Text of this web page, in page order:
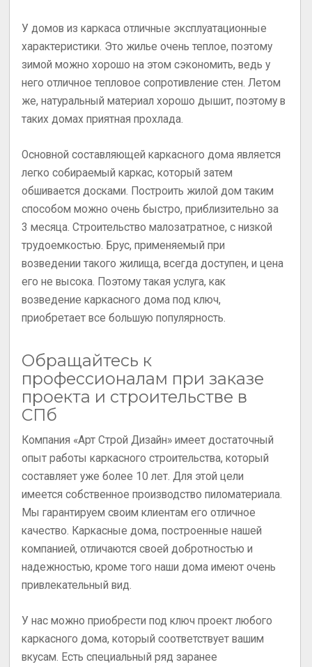
У домов из каркаса отличные эксплуатационные
характеристики. Это жилье очень теплое, поэтому
зимой можно хорошо на этом сэкономить, ведь у
него отличное тепловое сопротивление стен. Летом
же, натуральный материал хорошо дышит, поэтому в
таких домах приятная прохлада.
Основной составляющей каркасного дома является
легко собираемый каркас, который затем
обшивается досками. Построить жилой дом таким
способом можно очень быстро, приблизительно за
3 месяца. Строительство малозатратное, с низкой
трудоемкостью. Брус, применяемый при
возведении такого жилища, всегда доступен, и цена
его не высока. Поэтому такая услуга, как
возведение каркасного дома под ключ,
приобретает все большую популярность.
Обращайтесь к
профессионалам при заказе
проекта и строительстве в
СПб
Компания «Арт Строй Дизайн» имеет достаточный
опыт работы каркасного строительства, который
составляет уже более 10 лет. Для этой цели
имеется собственное производство пиломатериала.
Мы гарантируем своим клиентам его отличное
качество. Каркасные дома, построенные нашей
компанией, отличаются своей добротностью и
надежностью, кроме того наши дома имеют очень
привлекательный вид.
У нас можно приобрести под ключ проект любого
каркасного дома, который соответствует вашим
вкусам. Есть специальный ряд заранее